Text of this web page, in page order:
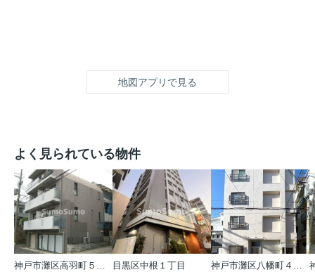
地図アプリで見る
よく見られている物件
目黒区中根１丁目